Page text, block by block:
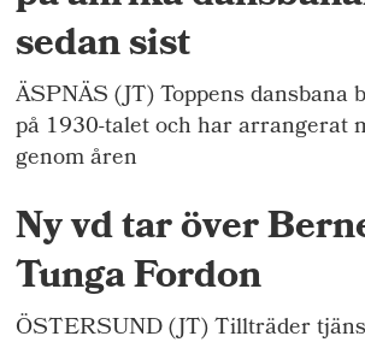
sedan sist
ÄSPNÄS (JT) Toppens dansbana
på 1930-talet och har arrangerat
genom åren
Ny vd tar över
Tunga Fordon
ÖSTERSUND (JT) Tillträder